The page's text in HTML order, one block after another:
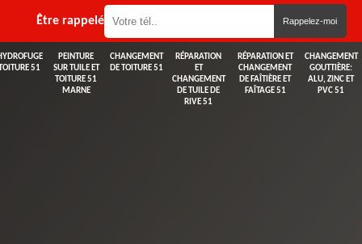
Être rappelé
51
PEINTURE
SUR TUILE ET
TOITURE 51
MARNE
CHANGEMENT
DE TOITURE 51
RÉPARATION
ET
CHANGEMENT
DE TUILE DE
RIVE 51
RÉPARATION ET
CHANGEMENT
DE FAÎTIÈRE ET
FAÎTAGE 51
CHANGEMENT
GOUTTIÈRE:
ALU, ZINC ET
PVC 51